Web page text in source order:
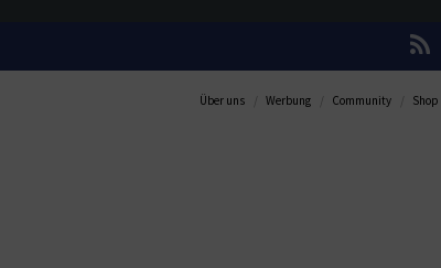
Über uns Werbung Community Shop